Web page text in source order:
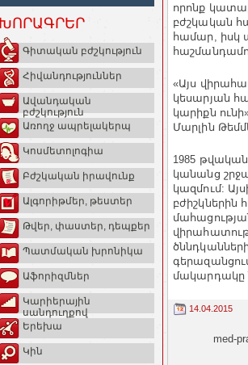
ԽՈՐԱԳՐԵՐ
Գիտական բժշկություն
Հիվանդություններ
Ավանդական
բժշկություն
Առողջ ապրելակերպ
Կոսմետոլոգիա
Բժշկական իրավունք
Ալգորիթմեր, թեստեր
Թվեր, փաստեր, դեպքեր
Պատմական խրոնիկա
Աֆորիզմներ
Կարիերային
սանդուղքով
Երեխա
Կին
որոնք
բժշկական
համար, իսկ
«Այս
կեսարյան
կարիքն
Մարլին
1985
կանանց
կազմում:
բժիշկներին
մակարդակը
14.04.2015
med-